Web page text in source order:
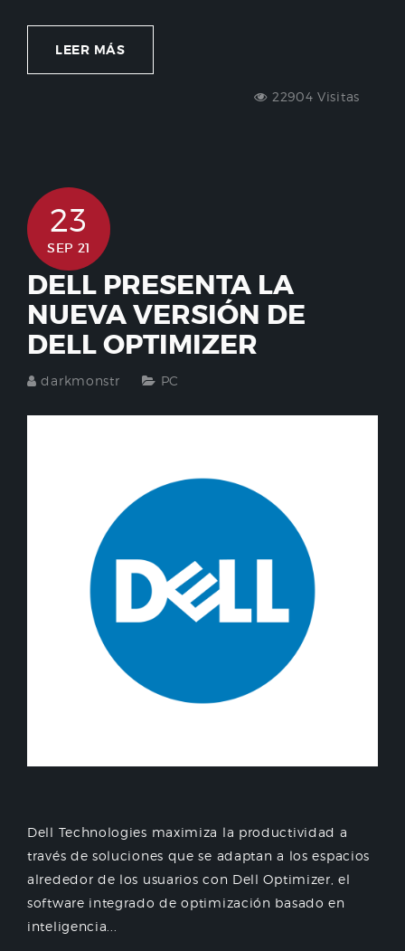
LEER MÁS
22904 Visitas
23
SEP 21
DELL PRESENTA LA
NUEVA VERSIÓN DE
DELL OPTIMIZER
darkmonstr PC
Dell Technologies maximiza la productividad a
través de soluciones que se adaptan a los espacios
alrededor de los usuarios con Dell Optimizer, el
software integrado de optimización basado en
inteligencia...